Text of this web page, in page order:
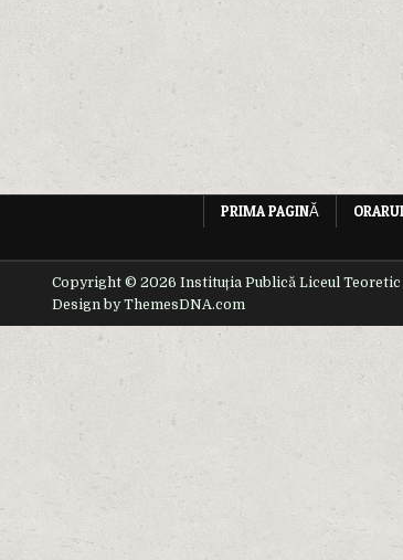
PRIMA PAGINĂ
Copyright © 2026 Instituția Publică Liceul Teoretic
Design by ThemesDNA.com